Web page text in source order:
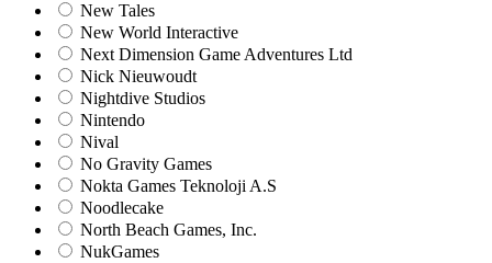
New Tales
New World Interactive
Next Dimension Game Adventures Ltd
Nick Nieuwoudt
Nightdive Studios
Nintendo
Nival
No Gravity Games
Nokta Games Teknoloji A.S
Noodlecake
North Beach Games, Inc.
NukGames